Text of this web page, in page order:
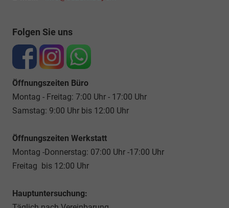
Folgen Sie uns
Öffnungszeiten Büro
Montag - Freitag: 7:00 Uhr - 17:00 Uhr
Samstag: 9:00 Uhr bis 12:00 Uhr
Öffnungszeiten Werkstatt
Montag -Donnerstag: 07:00 Uhr -17:00 Uhr
Freitag bis 12:00 Uhr
Hauptuntersuchung: